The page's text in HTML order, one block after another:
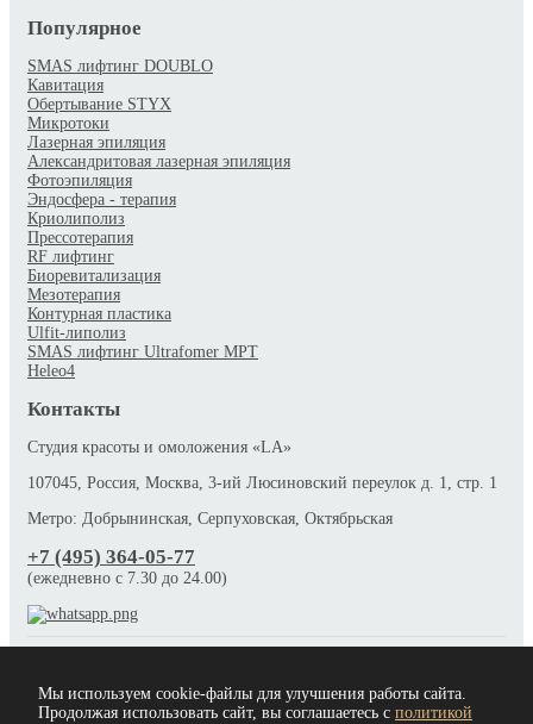
Популярное
SMAS лифтинг DOUBLO
Кавитация
Обертывание STYX
Микротоки
Лазерная эпиляция
Александритовая лазерная эпиляция
Фотоэпиляция
Эндосфера - терапия
Криолиполиз
Прессотерапия
RF лифтинг
Биоревитализация
Мезотерапия
Контурная пластика
Ulfit-липолиз
SMAS лифтинг Ultrafomer MPT
Heleo4
Контакты
Студия красоты и омоложения «LA»
107045, Россия, Москва, 3-ий Люсиновский переулок д. 1, стр. 1
Метро: Добрынинская, Серпуховская, Октябрьская
+7 (495) 364-05-77
(ежедневно c 7.30 до 24.00)
исключительно информационный характер и ни при каких
Мы используем cookie-файлы для улучшения работы сайта.
Продолжая использовать сайт, вы соглашаетесь с политикой